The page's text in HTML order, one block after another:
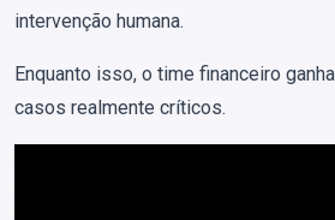
intervenção humana.
Enquanto isso, o time financeiro
casos realmente críticos.